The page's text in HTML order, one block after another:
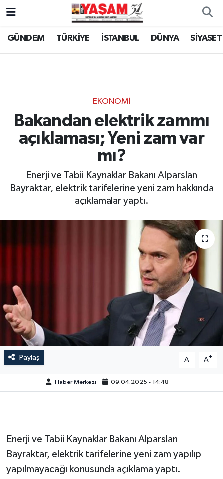
GÜNDEM TÜRKİYE İSTANBUL DÜNYA SİYASET
EKONOMİ
Bakandan elektrik zammı
açıklaması; Yeni zam var
mı?
Enerji ve Tabii Kaynaklar Bakanı Alparslan
Bayraktar, elektrik tarifelerine yeni zam hakkında
açıklamalar yaptı.
Paylaş A- A+
Haber Merkezi 09.04.2025 - 14:48
Enerji ve Tabii Kaynaklar Bakanı Alparslan
Bayraktar, elektrik tarifelerine yeni zam yapılıp
yapılmayacağı konusunda açıklama yaptı.